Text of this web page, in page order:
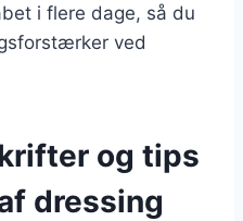
i flere dage, så du
ved
og tips
dressing